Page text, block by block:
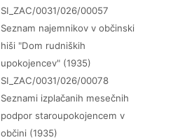
SI_ZAC/0031/026/00057
Seznam najemnikov v občinski
hiši "Dom rudniških
upokojencev" (1935)
SI_ZAC/0031/026/00078
Seznami izplačanih mesečnih
podpor staroupokojencem v
občini (1935)